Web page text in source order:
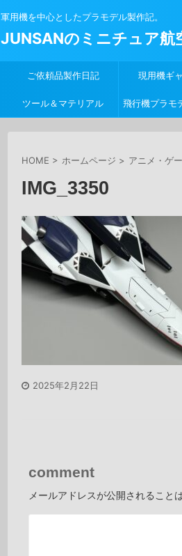
軍用機を中心としたプラモデル製作記。
JUNSANのミニチュア航
ご依頼品製作日記 現用機ギ
ツール＆マテリアル 飛行機プラモ
HOME > ホームページ > アニメ・ゲ
IMG_3350
2025年2月22日
comment
メールアドレスが公開されること